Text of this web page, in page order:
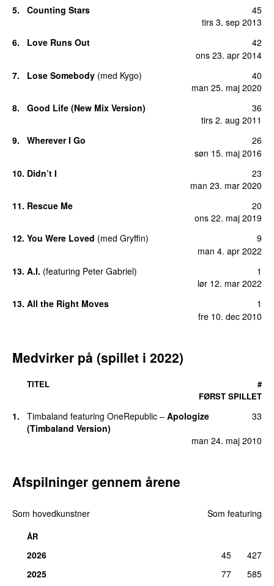
5.
Counting Stars
tirs 3. sep 2013
45
6.
Love Runs Out
ons 23. apr 2014
42
7. Lose Somebody (med Kygo)
man 25. maj 2020
40
8.
Good Life (New Mix Version)
tirs 2. aug 2011
36
9.
Wherever I Go
søn 15. maj 2016
26
10. Didn’t I
man 23. mar 2020
23
11. Rescue Me
ons 22. maj 2019
20
12. You Were Loved (med Gryffin)
man 4. apr 2022
9
13. A.I. (featuring Peter Gabriel)
lør 12. mar 2022
1
13. All the Right Moves
fre 10. dec 2010
1
Medvirker på (spillet i 2022)
TITEL
FØRST SPILLET
#
1. Timbaland featuring OneRepublic – Apologize
(Timbaland Version)
man 24. maj 2010
33
Afspilninger gennem årene
Som hovedkunstner Som featuring
ÅR
2026 45
427
2025
77
585